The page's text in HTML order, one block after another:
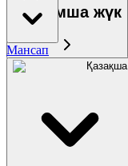
Мансап
Қазақша
Қосымша жүк